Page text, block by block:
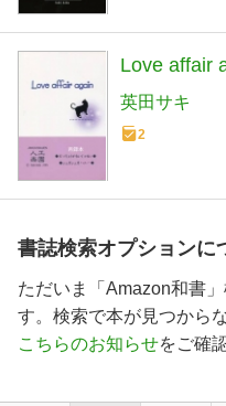
Love affair
英田サキ
2
書誌検索オプションに
ただいま「Amazon和書
す。検索で本が見つから
こちらのお知らせをご確